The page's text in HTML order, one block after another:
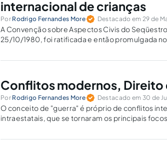
internacional de crianças
Por Rodrigo Fernandes More Destacado em 29 de
A Convenção sobre Aspectos Civis do
25/10/1980, foi ratificada e então promulgada
Conflitos modernos, Direito
Por Rodrigo Fernandes More Destacado em 30 de
O conceito de "guerra" é próprio de conflitos
intraestatais, que se tornaram os principais